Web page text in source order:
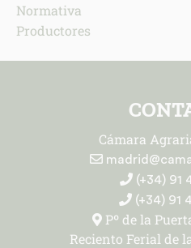
Normativa
Productores
Cámara
(+34) 91
(+34) 91
Pº de la
Reciento Ferial de